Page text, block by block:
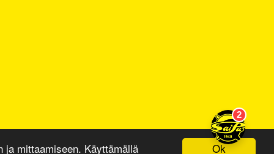
Ok
ja mittaamiseen. Käyttämällä